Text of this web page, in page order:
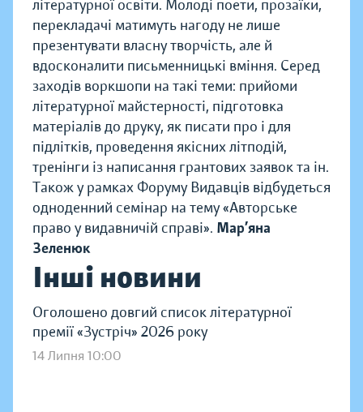
літературної освіти. Молоді поети, прозаїки,
перекладачі матимуть нагоду не лише
презентувати власну творчість, але й
вдосконалити письменницькі вміння. Серед
заходів воркшопи на такі теми: прийоми
літературної майстерності, підготовка
матеріалів до друку, як писати про і для
підлітків, проведення якісних літподій,
тренінги із написання грантових заявок та ін.
Також у рамках Форуму Видавців відбудеться
одноденний семінар на тему «Авторське
право у видавничій справі». Мар’яна
Зеленюк
Інші новини
Оголошено довгий список літературної
премії «Зустріч» 2026 року
14 Липня 10:00